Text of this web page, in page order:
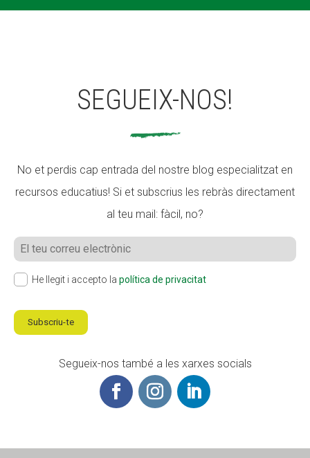
SEGUEIX-NOS!
No et perdis cap entrada del nostre blog especialitzat en
recursos educatius! Si et subscrius les rebràs directament
al teu mail: fàcil, no?
He llegit i accepto la política de privacitat
Subscriu-te
Segueix-nos també a les xarxes socials